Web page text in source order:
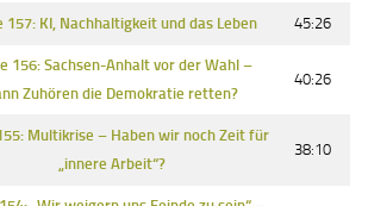
157: KI, Nachhaltigkeit und das Leben 45:26
156: Sachsen-Anhalt vor der Wahl –
Zuhören die Demokratie retten?
40:26
Multikrise – Haben wir noch Zeit für
„innere Arbeit“?
38:10